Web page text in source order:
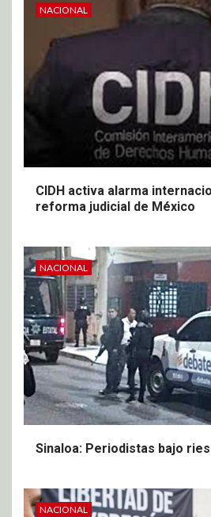
NACIONAL
CIDH activa alarma
reforma judicial de México
NACIONAL
Sinaloa: Periodistas bajo
NACIONAL